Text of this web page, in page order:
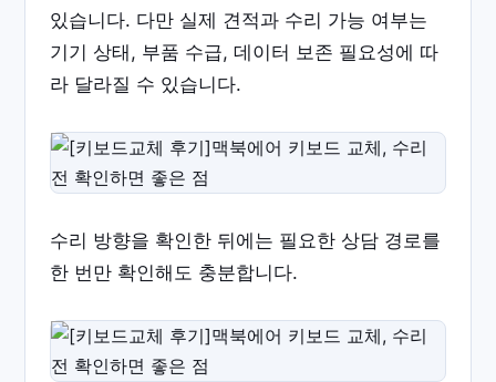
있습니다. 다만 실제 견적과 수리 가능 여부는
기기 상태, 부품 수급, 데이터 보존 필요성에 따
라 달라질 수 있습니다.
수리 방향을 확인한 뒤에는 필요한 상담 경로를
한 번만 확인해도 충분합니다.